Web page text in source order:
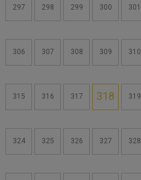
297 298 299 300 301
306 307 308 309 310
315 316 317 318 319
324 325 326 327 328